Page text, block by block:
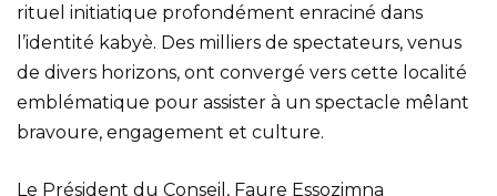
rituel initiatique profondément enraciné dans
l’identité kabyè. Des milliers de spectateurs, venus
de divers horizons, ont convergé vers cette localité
emblématique pour assister à un spectacle mêlant
bravoure, engagement et culture.
Le Président du Conseil, Faure Essozimna